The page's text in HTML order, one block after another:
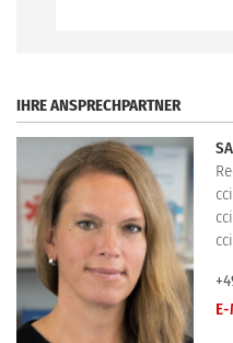
IHRE ANSPRECHPARTNER
E-